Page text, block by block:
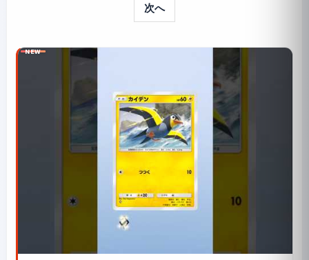
次へ
NEW